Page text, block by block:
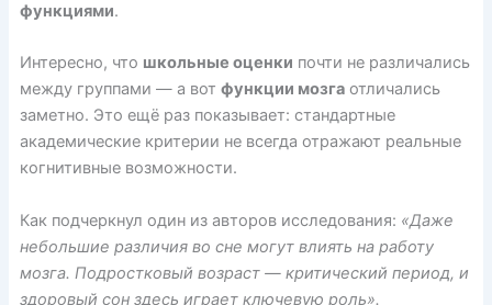
функциями.
Интересно, что школьные оценки почти не различались
между группами — а вот функции мозгаотличались
заметно. Это ещё раз показывает: стандартные
академические критерии не всегда отражают реальные
когнитивные возможности.
Как подчеркнул один из авторов исследования: «Даже
небольшие различия во сне могут влиять на работу
мозга. Подростковый возраст — критический период, и
здоровый сон здесь играет ключевую роль».